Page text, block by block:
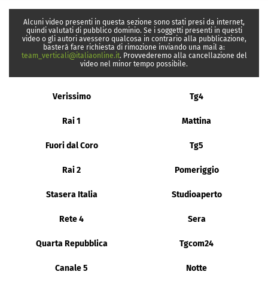
Alcuni video presenti in questa sezione sono stati presi da internet,
quindi valutati di pubblico dominio. Se i soggetti presenti in questi
video o gli autori avessero qualcosa in contrario alla pubblicazione,
basterà fare richiesta di rimozione inviando una mail a:
team_verticali@italiaonline.it. Provvederemo alla cancellazione del
video nel minor tempo possibile.
Verissimo Tg4
Rai 1 Mattina
Fuori dal Coro Tg5
Rai 2 Pomeriggio
Stasera Italia Studioaperto
Rete 4 Sera
Quarta Repubblica Tgcom24
Canale 5 Notte